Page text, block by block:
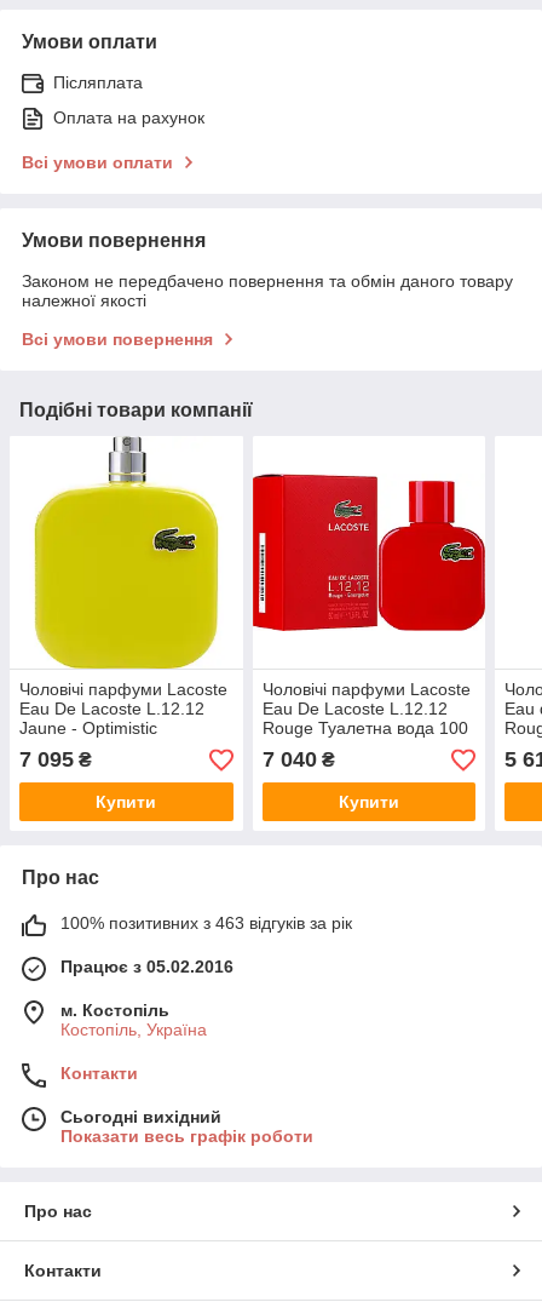
Умови оплати
Післяплата
Оплата на рахунок
Всі умови оплати
Умови повернення
Законом не передбачено повернення та обмін даного товару
належної якості
Всі умови повернення
Подібні товари компанії
Чоловічі парфуми Lacoste
Eau De Lacoste L.12.12
Jaune - Optimistic
Туалетна вода 100 ml/мл
Тестер
7 095 ₴
Купити
Чоловічі парфуми Lacoste
Eau De Lacoste L.12.12
Rouge Туалетна вода 100
ml/мл
7 040₴
Купити
Eau
ml/
5
Про нас
100% позитивних з 463 відгуків за рік
Працює з 05.02.2016
м. Костопіль
Костопіль, Україна
Контакти
Сьогодні вихідний
Показати весь графік роботи
Про нас
Контакти